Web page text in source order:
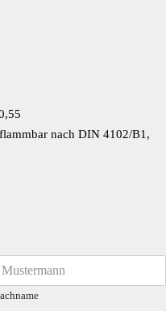
nach DIN 4102/B1,